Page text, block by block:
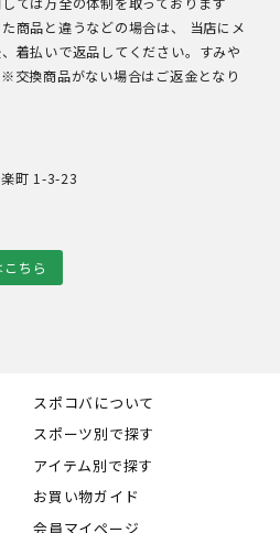
商品と違うなどの場合は、 当店にメ
着払いで返品してください。すみや
交換商品がない場合はご返金となり
町 1-3-23
ちら
スポコバについて
スポーツ別で探す
アイテム別で探す
お買い物ガイド
会員マイページ